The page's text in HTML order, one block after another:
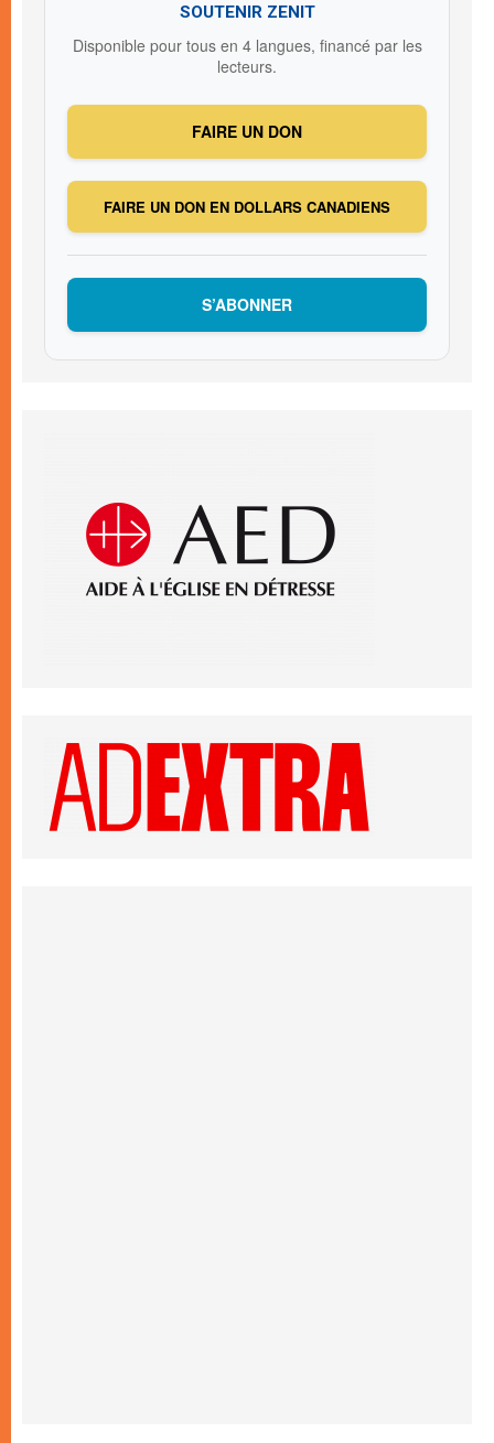
SOUTENIR ZENIT
Disponible pour tous en 4 langues, financé par les
lecteurs.
FAIRE UN DON
FAIRE UN DON EN DOLLARS CANADIENS
S’ABONNER